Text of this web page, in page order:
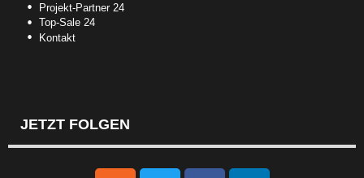
Projekt-Partner 24
Top-Sale 24
Kontakt
JETZT FOLGEN